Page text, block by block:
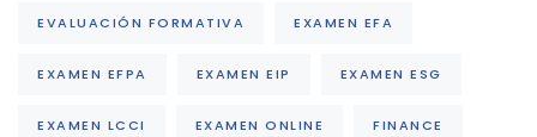
EVALUACIÓN FORMATIVA EXAMEN EFA
EXAMEN EFPA EXAMEN EIP EXAMEN ESG
EXAMEN LCCI EXAMEN ONLINE FINANCE